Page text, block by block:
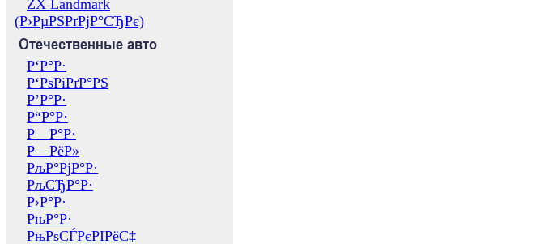
ZX Landmark
(Р›РµРЅРґРјР°СЂРє)
Отечественные авто
Р‘Р°Р·
Р‘РѕРіРґР°РЅ
Р’Р°Р·
Р“Р°Р·
Р—Р°Р·
Р—РёР»
РљР°РјР°Р·
РљСЂР°Р·
Р›Р°Р·
РњР°Р·
РњРѕСЃРєРІРёС‡